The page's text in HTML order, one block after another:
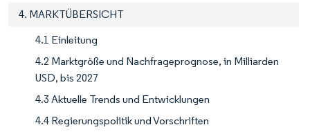
4. MARKTÜBERSICHT
4.1 Einleitung
4.2 Marktgröße und Nachfrageprognose, in Milliarden
USD, bis 2027
4.3 Aktuelle Trends und Entwicklungen
4.4 Regierungspolitik und Vorschriften